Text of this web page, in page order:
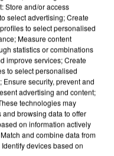
LES REFUGES
Store and/or access
select advertising; Create
to select personalised
Measure content
statistics or combinations
improve services; Create
to select personalised
security, prevent and
advertising and content;
technologies may
browsing data to offer
on information actively
and combine data from
devices based on